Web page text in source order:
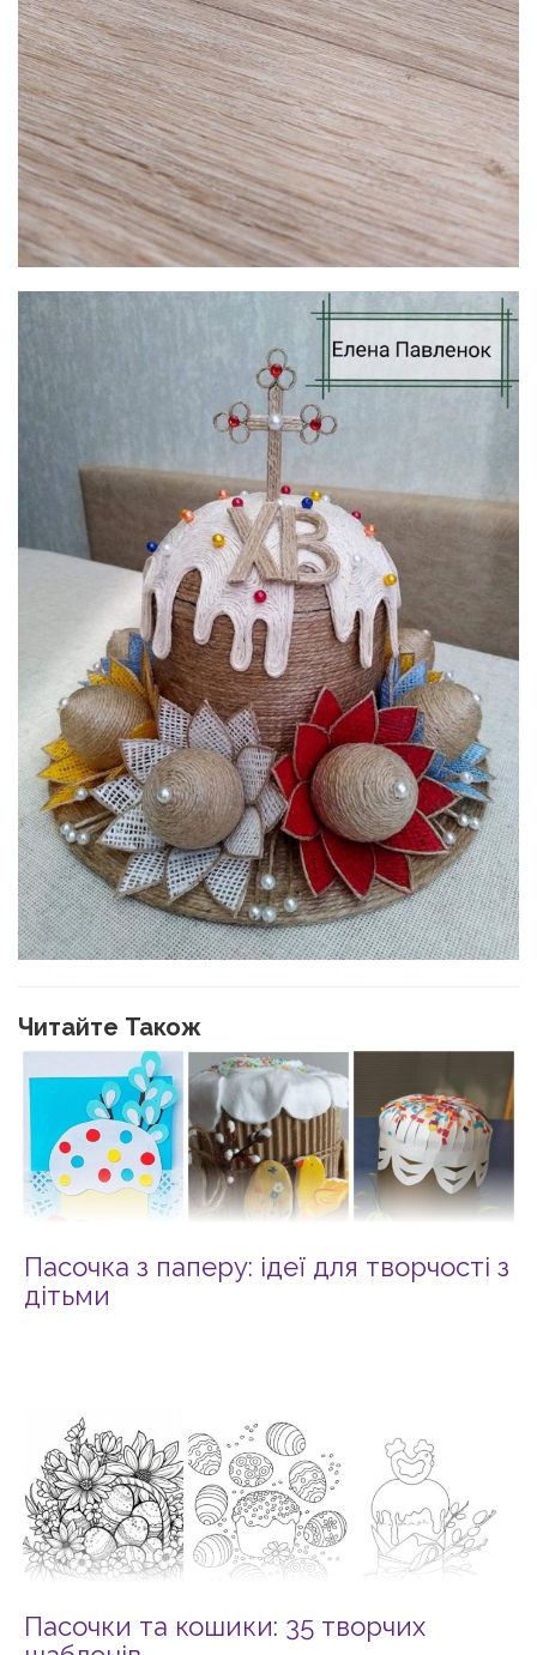
Читайте Також
Пасочка з паперу: ідеї для творчості з
дітьми
Пасочки та кошики: 35 творчих